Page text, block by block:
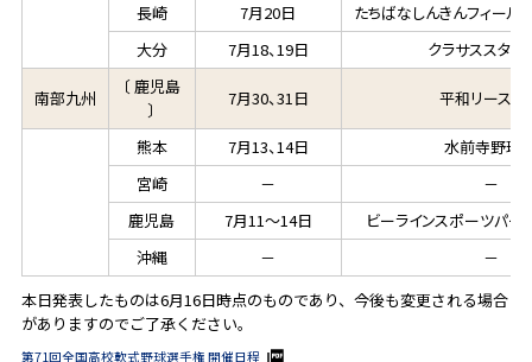
長崎
7月20日
たちばなしんきんフィール
大分
7月18、19日 クラサススタジ
南部九州
〔 鹿児島
〕
7月30、31日 平和リース球
熊本 7月13、14日
水前寺野球
宮崎
－
－
鹿児島
7月11～14日
ビーラインスポーツパ
沖縄
－
－
本日発表したものは6月16日時点のものであり、今後も変更される場合
がありますのでご了承ください。
第71回全国高校軟式野球選手権 開催日程